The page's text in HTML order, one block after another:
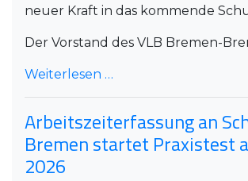
neuer Kraft in das kommende
Der Vorstand des VLB Bremen-
Weiterlesen …
Arbeitszeiterfassung an
Bremen startet Praxistest
2026